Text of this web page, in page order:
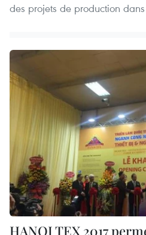
des projets de production
HANOI TEX 2017